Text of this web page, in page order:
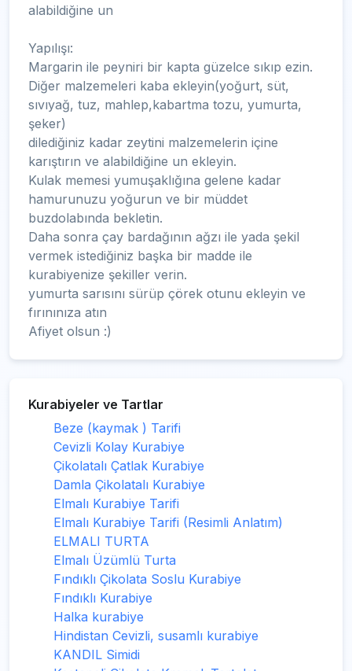
alabildiğine un
Yapılışı:
Margarin ile peyniri bir kapta güzelce sıkıp ezin.
Diğer malzemeleri kaba ekleyin(yoğurt, süt,
sıvıyağ, tuz, mahlep,kabartma tozu, yumurta,
şeker)
dilediğiniz kadar zeytini malzemelerin içine
karıştırın ve alabildiğine un ekleyin.
Kulak memesi yumuşaklığına gelene kadar
hamurunuzu yoğurun ve bir müddet
buzdolabında bekletin.
Daha sonra çay bardağının ağzı ile yada şekil
vermek istediğiniz başka bir madde ile
kurabiyenize şekiller verin.
yumurta sarısını sürüp çörek otunu ekleyin ve
fırınınıza atın
Afiyet olsun :)
Kurabiyeler ve Tartlar
Beze (kaymak ) Tarifi
Cevizli Kolay Kurabiye
Çikolatalı Çatlak Kurabiye
Damla Çikolatalı Kurabiye
Elmalı Kurabiye Tarifi
Elmalı Kurabiye Tarifi (Resimli Anlatım)
ELMALI TURTA
Elmalı Üzümlü Turta
Fındıklı Çikolata Soslu Kurabiye
Fındıklı Kurabiye
Halka kurabiye
Hindistan Cevizli, susamlı kurabiye
KANDIL Simidi